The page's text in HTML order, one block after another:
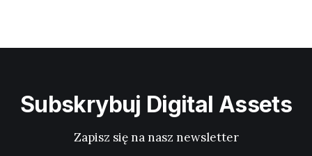
Subskrybuj Digital Assets
Zapisz się na nasz newsletter